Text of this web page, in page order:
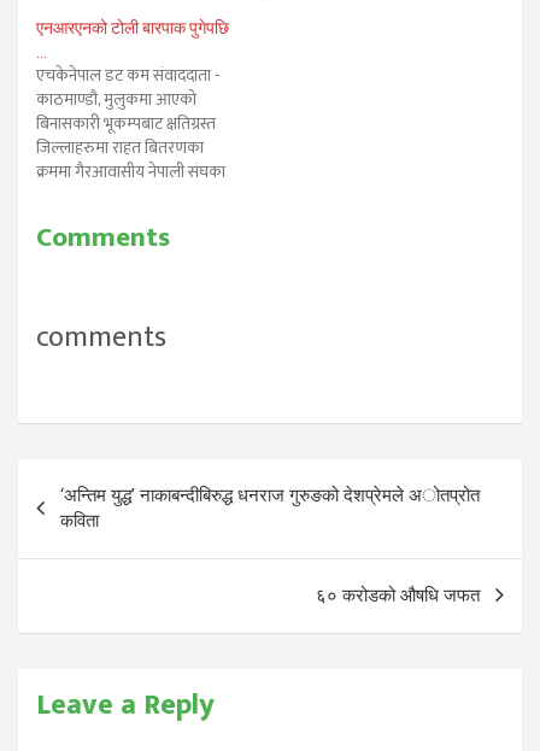
अध्यक्ष शेष घलेले शहरी विकास
मन्त्री नारायण खड्कासंग भेट गरी
घर निर्माण गर्ने स्थान तोकी दिन
आग्रह गरेका छन्। भूकम्पपछि
गैरआवासीय नेपालीहरुले…
एनआरएनको टोली बारपाक पुगेपछि
एचकेनेपाल डट कम संवाददाता -
काठमाण्डौ, मुलुकमा आएको
बिनासकारी भूकम्पबाट क्षतिग्रस्त
जिल्लाहरुमा राहत बितरणका
क्रममा गैरआवासीय नेपाली संघका
पिडीतलाई आपतकालिन राहत
बिभिन्न गाउँमा पुगेर अध्यक्ष घलेले
Comments
comments
Post
navigation
‘अन्तिम युद्ध’ नाकाबन्दीबिरुद्ध धनराज गुरुङको देशप्रेमले अोतप्रोत
कविता
६० करोडको औषधि जफत
Leave a Reply